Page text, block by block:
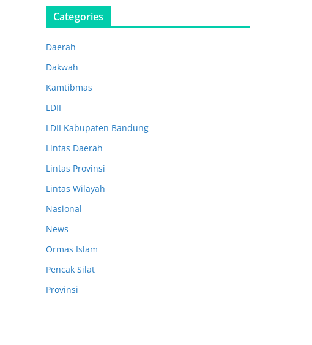
Categories
Daerah
Dakwah
Kamtibmas
LDII
LDII Kabupaten Bandung
Lintas Daerah
Lintas Provinsi
Lintas Wilayah
Nasional
News
Ormas Islam
Pencak Silat
Provinsi